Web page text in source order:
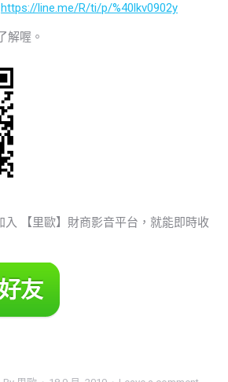
https://line.me/R/ti/p/%40lkv0902y
解喔。
入 【里歐】財商影音平台，就能即時收